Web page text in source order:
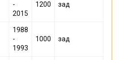
-
2015
1200 зад
1988
-
1993
1000 зад